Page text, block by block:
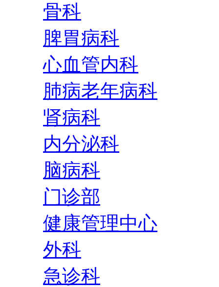
骨科
脾胃病科
心血管内科
肺病老年病科
肾病科
内分泌科
脑病科
门诊部
健康管理中心
外科
急诊科